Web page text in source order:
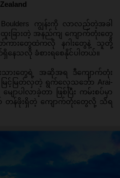
ကျွန်းကို လာလည်တဲ့အခါ
ထူးခြားတဲ့ အနည်ကျ ကျောက်တုံးတွေ
တ်ကားတွေထဲကလို နဂါးတွေနဲ့ သူတို့
ေသလို ခံစားရစေနိုင်ပါတယ်။
းသားတွေရဲ့ အဆိုအရ ဒီကျောက်တုံး
င့်မြတ်လှတဲ့ ရွက်လှေသင်္ဘော Arai-
ောပါလာခဲ့တာ ဖြစ်ပြီး ကမ်းစပ်မှာ
န်ဖိုးရှိတဲ့ ကျောက်တုံးတွေလို့ သိရ